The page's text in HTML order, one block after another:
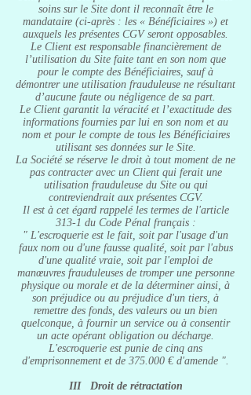
soins sur le Site dont il reconnaît être le
mandataire (ci-après : les « Bénéficiaires ») et
auxquels les présentes CGV seront opposables.
Le Client est responsable financièrement de
l’utilisation du Site faite tant en son nom que
pour le compte des Bénéficiaires, sauf à
démontrer une utilisation frauduleuse ne résultant
d’aucune faute ou négligence de sa part.
Le Client garantit la véracité et l’exactitude des
informations fournies par lui en son nom et au
nom et pour le compte de tous les Bénéficiaires
utilisant ses données sur le Site.
La Société se réserve le droit à tout moment de ne
pas contracter avec un Client qui ferait une
utilisation frauduleuse du Site ou qui
contreviendrait aux présentes CGV.
Il est à cet égard rappelé les termes de l'article
313-1 du Code Pénal français :
" L'escroquerie est le fait, soit par l'usage d'un
faux nom ou d'une fausse qualité, soit par l'abus
d'une qualité vraie, soit par l'emploi de
manœuvres frauduleuses de tromper une personne
physique ou morale et de la déterminer ainsi, à
son préjudice ou au préjudice d'un tiers, à
remettre des fonds, des valeurs ou un bien
quelconque, à fournir un service ou à consentir
un acte opérant obligation ou décharge.
L'escroquerie est punie de cinq ans
d'emprisonnement et de 375.000 € d'amende ".
III Droit de rétractation